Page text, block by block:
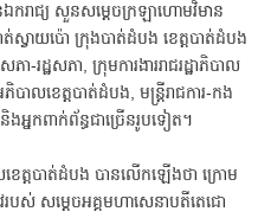
រាជ្យ សួនសម្ដេចក្រឡាហោមវិមាន
ាត់ស្វាយប៉ោ ក្រុងបាត់ដំបង ខេត្តបាត់ដំបង
រដ្ឋសភា, ក្រុមការងាររាជរដ្ឋាភិបាល
បាលខេត្តបាត់ដំបង, មន្ដ្រីរាជការ-កង
ងអ្នកពាក់ព័ន្ធជាច្រើនរូបទៀត។
តបាត់ដំបង បានលើកឡើងថា ក្រោម
បស់ សម្តេចអគ្គមហាសេនាបតីតេជោ